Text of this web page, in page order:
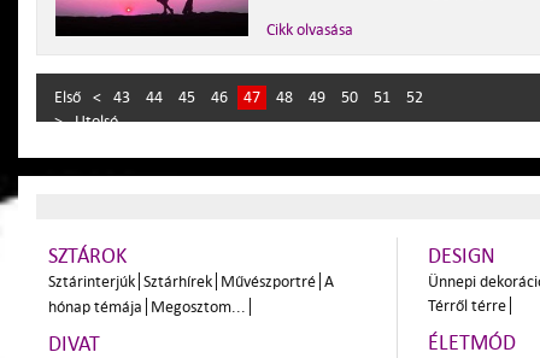
Cikk olvasása
Első < 43 44 45 46 47 48 49 50 51
52
>
Utolsó
SZTÁROK
Sztárinterjúk Sztárhírek Művészportré A
hónap témája Megosztom...
DIVAT
DESIGN
Ünnepi
Térről térre
ÉLETMÓD